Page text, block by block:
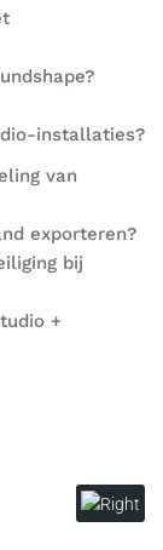
installaties?
van
exporteren?
bij
+